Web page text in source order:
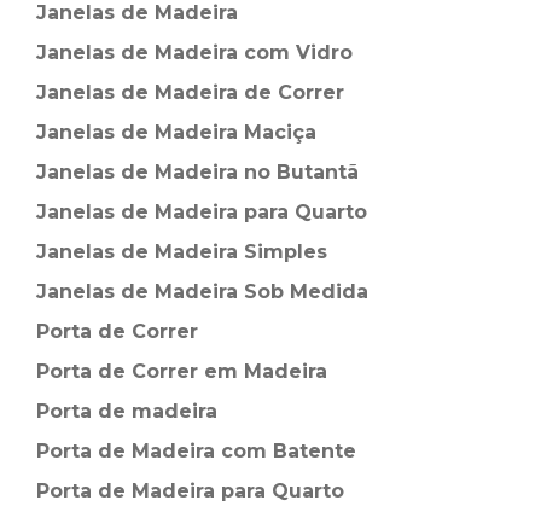
Janelas de Madeira
Janelas de Madeira com Vidro
Janelas de Madeira de Correr
Janelas de Madeira Maciça
Janelas de Madeira no Butantã
Janelas de Madeira para Quarto
Janelas de Madeira Simples
Janelas de Madeira Sob Medida
Porta de Correr
Porta de Correr em Madeira
Porta de madeira
Porta de Madeira com Batente
Porta de Madeira para Quarto